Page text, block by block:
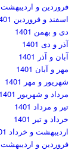
فروردین و اردیبهشت 1402
اسفند و فروردین 1401
دی و بهمن 1401
آذر و دی 1401
آبان و آذر 1401
مهر و آبان 1401
شهریور و مهر 1401
مرداد و شهریور 1401
تیر و مرداد 1401
خرداد و تیر 1401
اردیبهشت و خرداد 1401
فروردین و اردیبهشت 1401